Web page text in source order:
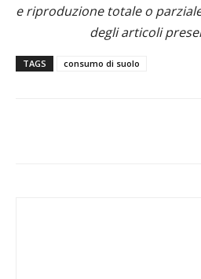
e riproduzione totale o
degli articoli
TAGS consumo di suolo